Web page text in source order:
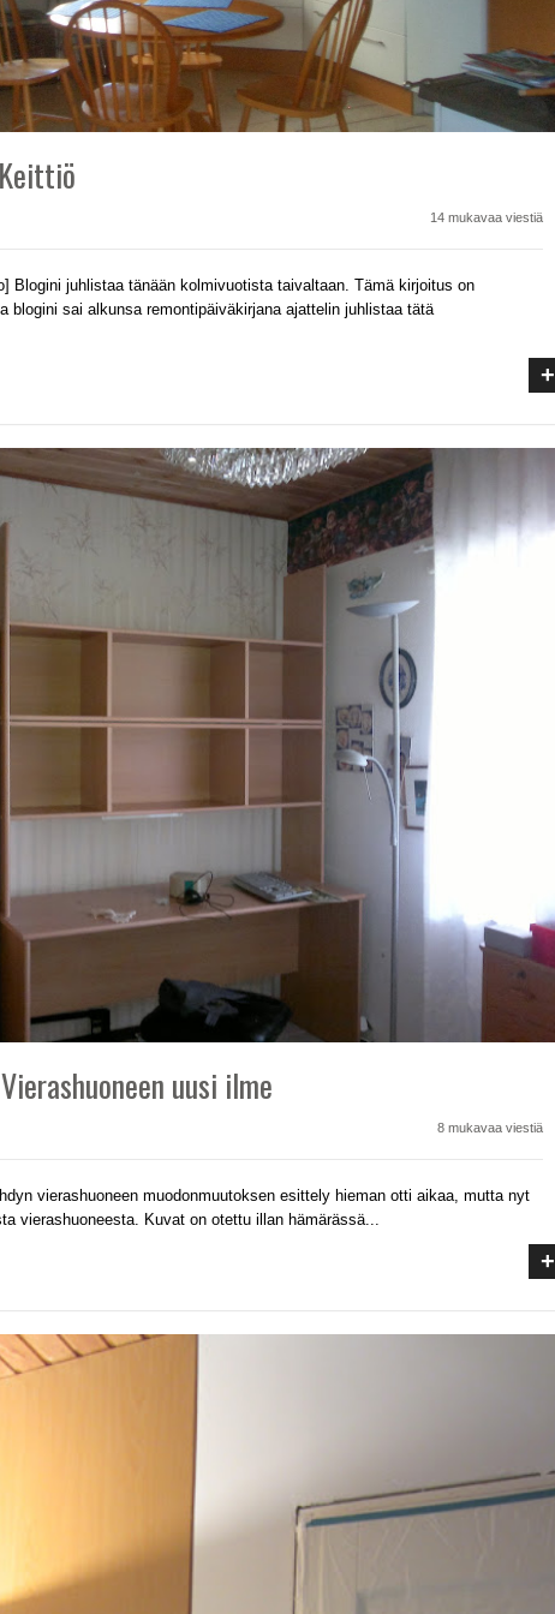
14 mukavaa viestiä
Blogini juhlistaa tänään kolmivuotista taivaltaan. Tämä kirjoitus on
blogini sai alkunsa remontipäiväkirjana ajattelin juhlistaa tätä
+
uusi ilme
8 mukavaa viestiä
vierashuoneen muodonmuutoksen esittely hieman otti aikaa, mutta nyt
vierashuoneesta. Kuvat on otettu illan hämärässä...
+